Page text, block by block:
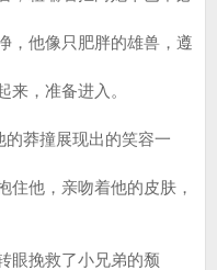
他像只肥胖的雄兽，遵
，准备进入。
莽撞展现出的笑容一
住他，亲吻着他的皮肤，
挽救了小兄弟的颓